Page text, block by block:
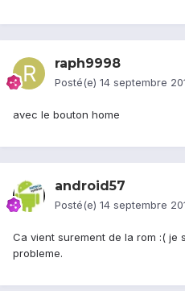
raph9998
Posté(e) 14 septembre
avec le bouton home
android57
Posté(e) 14 septembre
Ca vient surement de la rom :( je
probleme.